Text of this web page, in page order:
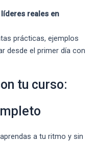
reales en
prácticas, ejemplos
desde el primer día con
tu curso:
a tu ritmo y sin